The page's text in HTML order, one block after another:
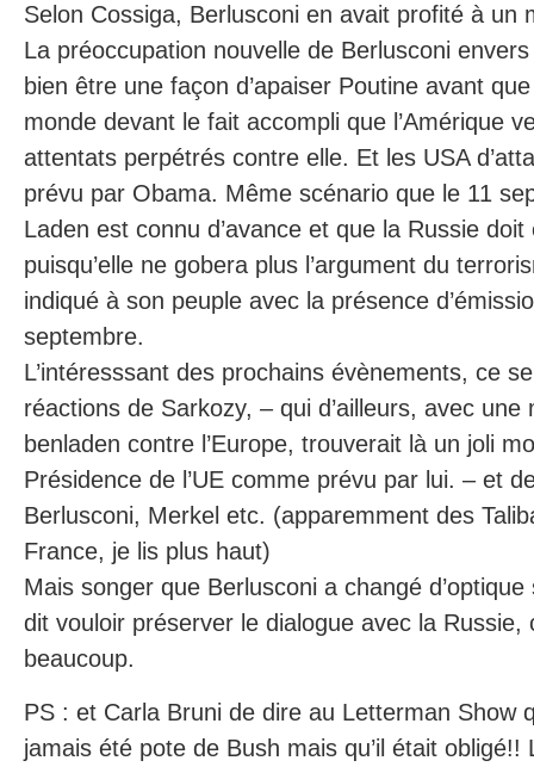
Selon Cossiga, Berlusconi en avait profité à un
La préoccupation nouvelle de Berlusconi
bien être une façon d’apaiser Poutine avant
monde devant le fait accompli que l’Amérique
attentats perpétrés contre elle. Et les USA
prévu par Obama. Même scénario que le 11
Laden est connu d’avance et que la Russie
puisqu’elle ne gobera plus l’argument du
indiqué à son peuple avec la présence
septembre.
L’intéresssant des prochains évènements, ce
réactions de Sarkozy, – qui d’ailleurs, avec une
benladen contre l’Europe, trouverait là un joli
Présidence de l’UE comme prévu par lui. – et
Berlusconi, Merkel etc. (apparemment des
France, je lis plus haut)
Mais songer que Berlusconi a changé d’optique
dit vouloir préserver le dialogue avec la Russie,
beaucoup.
PS : et Carla Bruni de dire au Letterman Show
jamais été pote de Bush mais qu’il était obligé!!